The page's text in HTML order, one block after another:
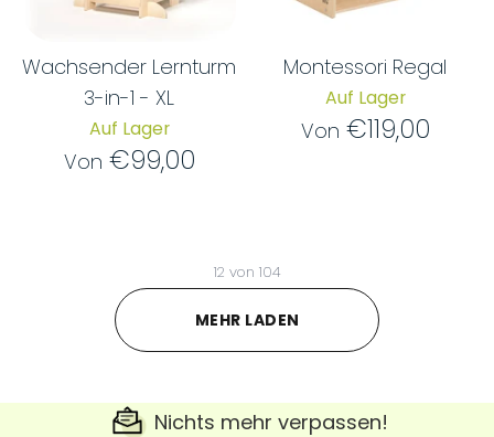
Wachsender Lernturm
3-in-1 - XL
Auf Lager
Von €99,00
Montessori Regal
Auf Lager
Von €119,00
12 von 104
MEHR LADEN
Nichts mehr verpassen!